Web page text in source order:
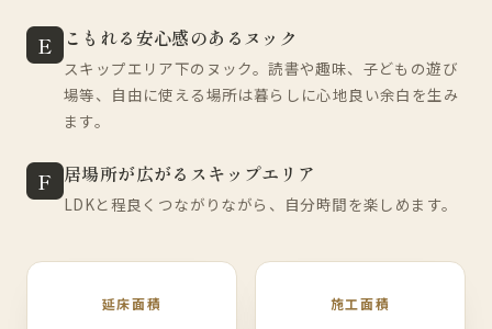
E こもれる安心感のあるヌック
スキップエリア下のヌック。読書や趣味、子どもの遊び
場等、自由に使える場所は暮らしに心地良い余白を生み
ます。
F 居場所が広がるスキップエリア
LDKと程良くつながりながら、自分時間を楽しめます。
延床面積 施工面積